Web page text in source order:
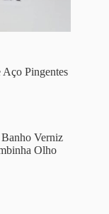
Aço Pingentes
Verniz
Olho